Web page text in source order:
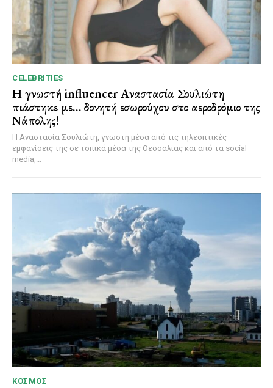
CELEBRITIES
Η γνωστή influencer Αναστασία Σουλιώτη
πιάστηκε με… δονητή εσωρούχου στο αεροδρόμιο της
Νάπολης!
Η Αναστασία Σουλιώτη, γνωστή μέσα από τις τηλεοπτικές
εμφανίσεις της σε τοπικά μέσα της Θεσσαλίας και από τα social
media,...
ΚΌΣΜΟΣ